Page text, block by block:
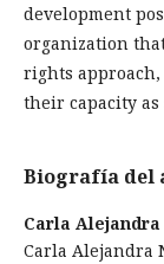
development
organization
rights
their capacity
Biografía del
Carla
Carla Alejandra